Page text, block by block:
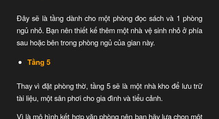
Đây sẽ là tầng dành cho một phòng đọc sách và 1 phòng
ngủ nhỏ. Bạn nên thiết kế thêm một nhà vệ sinh nhỏ ở phía
sau hoặc bên trong phòng ngủ của gian này.
Tầng 5
Thay vì đặt phòng thờ, tầng 5 sẽ là một nhà kho để lưu trữ
tài liệu, một sân phơi cho gia đình và tiểu cảnh.
Vì là mô hình kết hợp văn phòng nên bạn hãy lựa chọn một